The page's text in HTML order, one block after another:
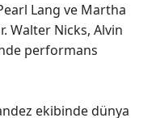
Lang ve Martha
Walter Nicks, Alvin
performans
ekibinde dünya